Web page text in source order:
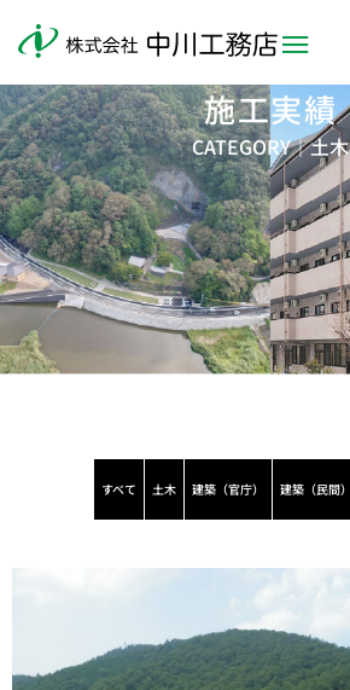
施工実績
CATEGORY｜土木
すべて 土木 建築（官庁） 建築（民間）